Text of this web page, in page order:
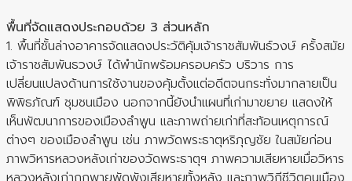
พื้นที่จัดแสดงประกอบด้วย 3 ส่วนหลัก
1. พื้นที่ชั้นล่างอาคารจัดแสดงประวัติคุ้มเจ้าราชสัมพันธ์วงษ์ ครั้งสมัย
เจ้าราชสัมพันธวงษ์ ได้พำนักพร้อมครอบครัว บริวาร การ
เปลี่ยนแปลงด้านการใช้งานของคุ้มตั้งแต่อดีตจนกระทั่งมากลายเป็น
พิพิธภัณฑ์ ชุมชนเมือง นอกจากนี้ยังนำแผนที่เก่ามาขยาย แสดงให้
เห็นพัฒนาการของเมืองลำพูน และภาพถ่ายเก่าที่สะท้อนเหตุการณ์
ต่างๆ ของเมืองลำพูน เช่น ภาพวัดพระธาตุหริภุญชัย ในสมัยก่อน
ภาพวิหารหลวงหลังเก่าของวัดพระธาตุฯ ภาพความเสียหายเมื่อวิหาร